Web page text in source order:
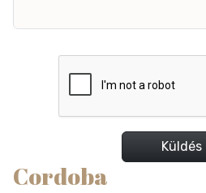
Küldés
Cordoba